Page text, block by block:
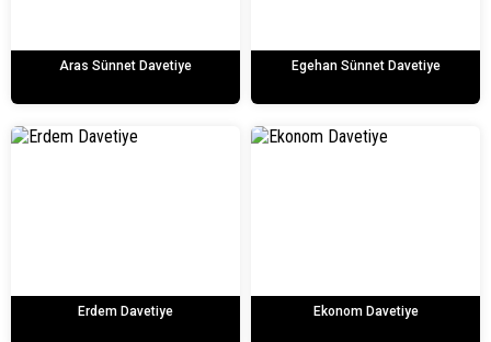
Aras Sünnet Davetiye Egehan Sünnet Davetiye
Erdem Davetiye Ekonom Davetiye